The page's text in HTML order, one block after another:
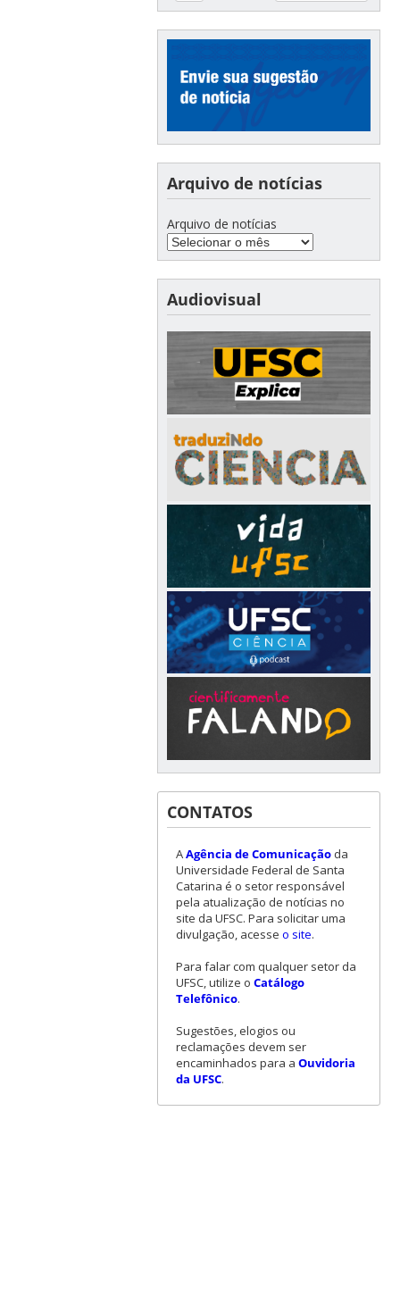
Arquivo de notícias
Arquivo de notícias
Audiovisual
CONTATOS
AAgência de Comunicaçãoda
Universidade Federal de Santa
Catarina é o setor responsável
pela atualização de notícias no
site da UFSC. Para solicitar uma
divulgação, acesse o site.
Para falar com qualquer setor da
UFSC, utilize o Catálogo
Telefônico.
Sugestões, elogios ou
reclamações devem ser
encaminhados para a Ouvidoria
da UFSC.